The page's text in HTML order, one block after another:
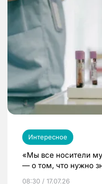
Интересное
«Мы все носители
— о том, что нужно
08:30 / 17.07.26